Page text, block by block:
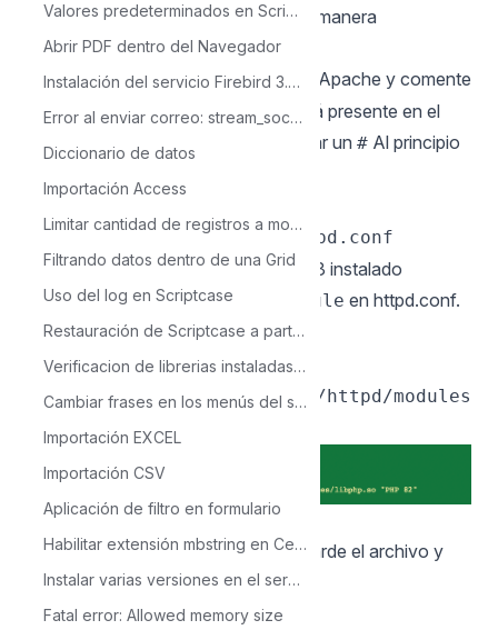
Valores predeterminados en Scriptcase
Abrir PDF dentro del Navegador
Instalación del servicio Firebird 3.0 y administrador de bases de datos en Linux
Error al enviar correo: stream_socket_client()
Diccionario de datos
Importación Access
Limitar cantidad de registros a mostrarse en la Grid
Filtrando datos dentro de una Grid
Uso del log en Scriptcase
Restauración de Scriptcase a partir de la carpeta devel
Verificacion de librerias instaladas en ambiente de producción Linux
Cambiar frases en los menús del scriptcase
Importación EXCEL
Importación CSV
Aplicación de filtro en formulario
Habilitar extensión mbstring en Centos
Instalar varias versiones en el servidor de ScriptCase
Fatal error: Allowed memory size
instaló en el paso anterior se use de manera
predeterminada en su sistema.
Edite el archivohttpd.confdesde Apache y comente
la ruta al antiguo módulo PHP, si está presente en el
archivo. Para comentar, debe agregar un # Al principio
sudo nano /etc/apache2/httpd.conf
6 - Agregar la ruta al módulo PHP 7.3 instalado
después de la última línea LoadModule en httpd.conf.
Ejemplo:
LoadModule php7_module
/usr/local/opt/php@7.3/lib/httpd/modules
/libphp7.so
Después de realizar esta acción, guarde el archivo y
reinicie el servicio apache..
sudo apachectl restart